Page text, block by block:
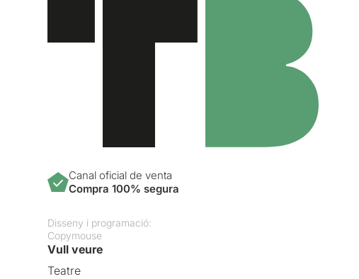
Canal oficial de venta
Compra 100% segura
Disseny i programació:
Copymouse
Vull veure
Teatre